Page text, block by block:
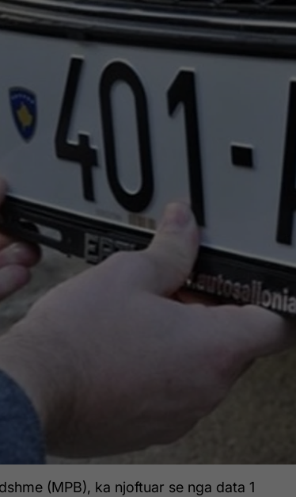
(MPB), ka njoftuar se nga data 1